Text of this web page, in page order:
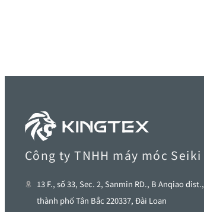
Công ty TNHH máy móc Seiki
13 F., số 33, Sec. 2, Sanmin RD., B Anqiao dist.,
thành phố Tân Bắc 220337, Đài Loan